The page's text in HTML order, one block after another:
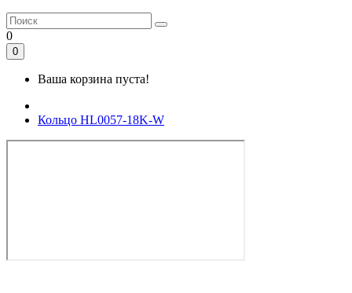
0
0
Ваша корзина пуста!
Кольцо HL0057-18K-W